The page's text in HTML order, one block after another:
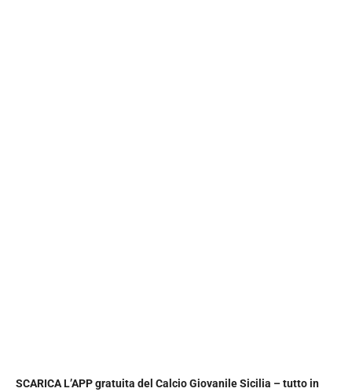
SCARICA L’APP gratuita del Calcio Giovanile Sicilia – tutto in